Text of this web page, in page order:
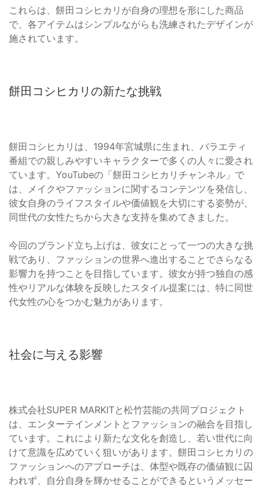
これらは、餅田コシヒカリが自身の理想を形にした商品
で、各アイテムはシンプルながらも洗練されたデザインが
施されています。
餅田コシヒカリの新たな挑戦
餅田コシヒカリは、1994年宮城県に生まれ、バラエティ
番組での親しみやすいキャラクターで多くの人々に愛され
ています。YouTubeの「餅田コシヒカリチャンネル」で
は、メイクやファッションに関するコンテンツを発信し、
彼女自身のライフスタイルや価値観を大切にする姿勢が、
同世代の女性たちから大きな支持を集めてきました。
今回のブランド立ち上げは、彼女にとって一つの大きな挑
戦であり、ファッションの世界へ進出することでさらなる
影響力を持つことを目指しています。彼女が持つ独自の感
性やリアルな体験を反映したスタイル提案には、特に同世
代女性の心をつかむ魅力があります。
社会に与える影響
株式会社SUPER MARKITと松竹芸能の共同プロジェクト
は、エンターテインメントとファッションの融合を目指し
ています。これにより新たな文化を創造し、若い世代に向
けて意識を広めていく狙いがあります。餅田コシヒカリの
ファッションへのアプローチは、体型や既存の価値観に囚
われず、自分自身を輝かせることができるというメッセー